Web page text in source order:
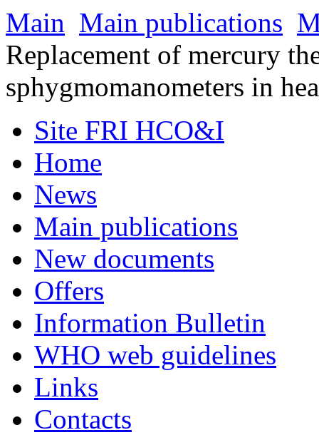
Main Main publications
Replacement of mercury
sphygmomanometers in
Site FRI HCO&I
Home
News
Main publications
New documents
Offers
Information Bulletin
WHO web guidelines
Links
Contacts